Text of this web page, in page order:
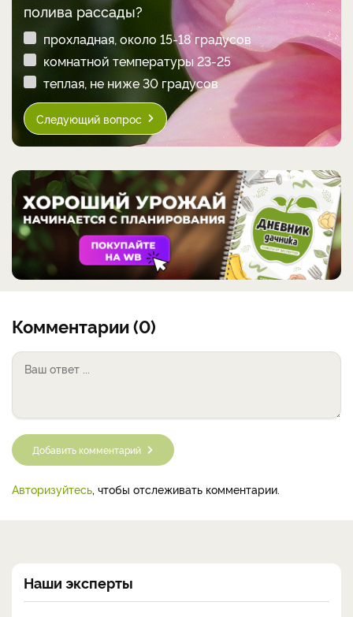
полива рассады?
прохладная, около 15-18 градусов
комнатной температуры 23-25
теплая, не ниже 30 градусов
Следующий вопрос
Комментарии (0)
Добавить комментарий
Авторизуйтесь, чтобы отслеживать комментарии.
Наши эксперты